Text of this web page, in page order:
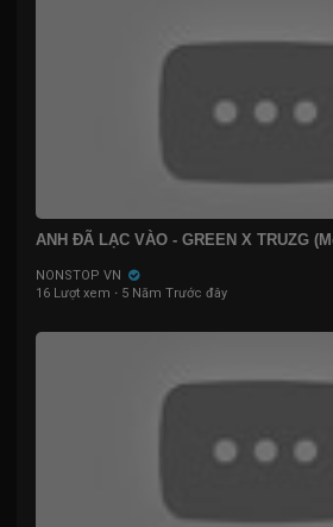
ANH ĐÃ LẠC VÀO - GREEN X TRUZG
NONSTOP VN
16 Lượt xem · 5 Năm Trước đây